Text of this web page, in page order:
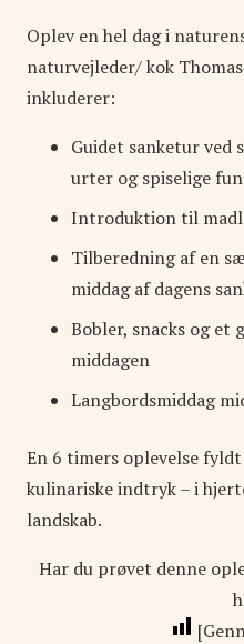
Oplev en hel dag i
naturvejleder/ kok
inkluderer:
Guidet sanketur ved
urter og spiselige
Introduktion til
Tilberedning af en
middag af dagens
Bobler, snacks og et
middagen
Langbordsmiddag
En 6 timers oplevelse
kulinariske indtryk – i
landskab.
Har du prøvet denne